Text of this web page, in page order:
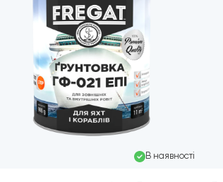
В наявності